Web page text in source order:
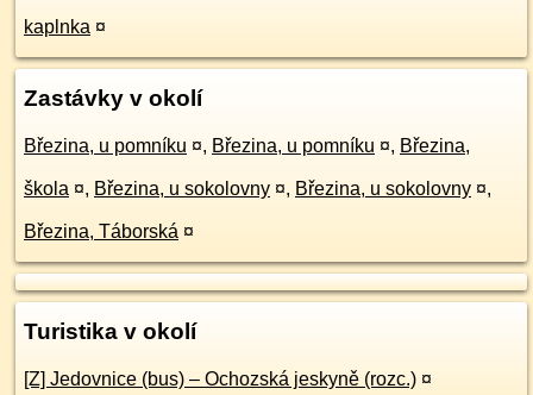
kaplnka ¤
Zastávky v okolí
Březina, u pomníku ¤, Březina, u pomníku ¤, Březina,
škola ¤, Březina, u sokolovny ¤, Březina, u sokolovny ¤,
Březina, Táborská ¤
Turistika v okolí
[Z] Jedovnice (bus) – Ochozská jeskyně (rozc.) ¤